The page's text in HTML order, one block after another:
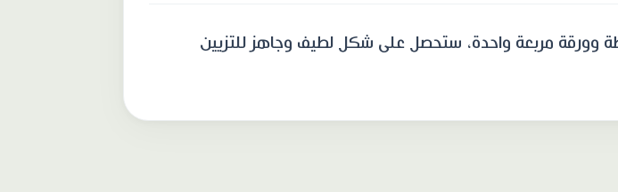
وورقة مربعة واحدة، ستحصل على شكل لطيف وجاهز للتزيين